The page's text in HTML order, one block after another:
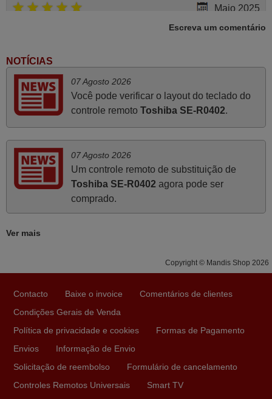
Maio 2025
Bom dia. Estou extremamente satisfeita com o comando
vossa eficiência no processo. Gostaria de salientar que
foi de extrema importância a vossa informação acerca de
como usar o comando sem usar por marca mas
passando pelos códigos. Ninguém em loja nenhuma me
tinha explicado como funcionar. Apenas diziam que
tinham comandos universais mas podiam não funcionar.
Muito obrigada.
PORTUGAL
Junho 2025
Já recebi o comando bem embalado mas não é de
Francisco Alexandre,
emparelhamento com a televisão, sem problemas.
Funciona na perfeição. Recomendo vivamente este
produto e este site.
Escreva um comentário
NOTÍCIAS
07 Agosto 2026
Você pode verificar o layout do teclado do
controle remoto Toshiba SE-R0402.
07 Agosto 2026
Um controle remoto de substituição de
Toshiba SE-R0402 agora pode ser
comprado.
Ver mais
Copyright © Mandis Shop 2026
Contacto Baixe o invoice
Comentários de clientes
Condições Gerais de Venda
Política de privacidade e cookies
Formas de Pagamento
Envios
Informação de Envio
Solicitação de reembolso
Formulário de cancelamento
Controles Remotos Universais
Smart TV